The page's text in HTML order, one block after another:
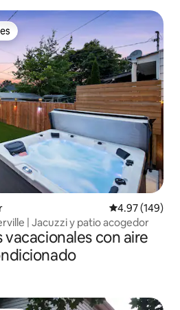
Calificación
4.97 (149)
| Jacuzzi y patio acogedor
con aire